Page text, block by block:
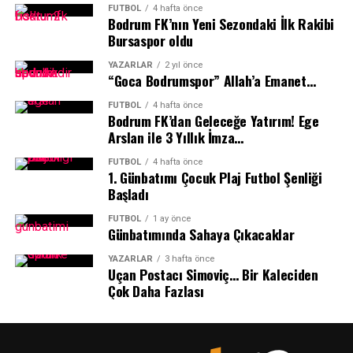
ettiğini belirten Palalı, seçilmiş siyasetçilerin kulübün
maçlarında ne ölçüde yer aldığını da sorguladı.
Emin Palalı, Muğlaspor ve Bodrumspor’un kentin
önemli spor değerleri olduğunu ve desteklenmelerini
savunduklarını ifade ederek, aynı desteğin Yalıkavakspor
için neden gösterilmediğini sordu.
“Muğlaspor bizim değerimizdir ve desteklenmesini
sonuna kadar savunuyoruz. Bodrumspor bu kentin
en önemli spor değerlerinden biridir ve başarılarıyla
gurur duyuyoruz. Ama aynı soruyu sormaktan da
vazgeçmeyeceğiz: Yalıkavak’ın kızları neden aynı
değeri görmüyor?”
“Kadın sporunun karşısına neden
‘konjonktür’ çıkıyor?”
Erkek sporuna kaynak, destek ve sahiplenme bulunurken
FUTBOL 4 hafta önce
Bodrum FK’nın Yeni Sezondaki İlk Rakibi
Bursaspor oldu
YAZARLAR 2 yıl önce
“Goca Bodrumspor” Allah’a Emanet…
FUTBOL 4 hafta önce
Bodrum FK’dan Geleceğe Yatırım! Ege
Arslan ile 3 Yıllık İmza…
FUTBOL 4 hafta önce
1.⁠ ⁠Günbatımı Çocuk Plaj Futbol Şenliği
Başladı
FUTBOL 1 ay önce
Günbatımında Sahaya Çıkacaklar
YAZARLAR 3 hafta önce
Uçan Postacı Simoviç… Bir Kaleciden
Çok Daha Fazlası